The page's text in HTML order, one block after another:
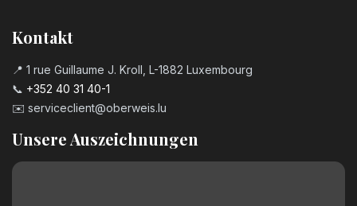
Kontakt
📍 1 rue Guillaume J. Kroll, L-1882 Luxembourg
📞 +352 40 31 40-1
✉️ serviceclient@oberweis.lu
Unsere Auszeichnungen